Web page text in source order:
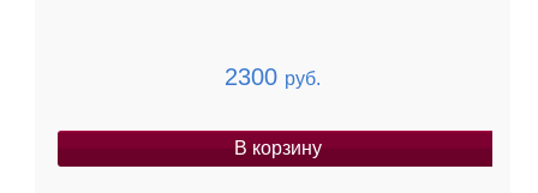
2300 руб.
В корзину